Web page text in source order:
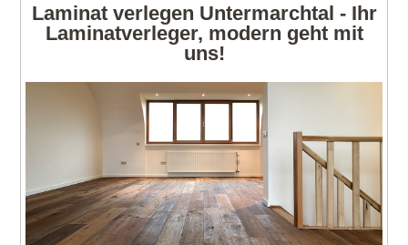
Laminat verlegen Untermarchtal - Ihr
Laminatverleger, modern geht mit
uns!